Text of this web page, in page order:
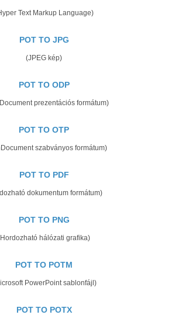
Text Markup Language)
POT TO JPG
(JPEG kép)
POT TO ODP
prezentációs formátum)
POT TO OTP
szabványos formátum)
POT TO PDF
dokumentum formátum)
POT TO PNG
hálózati grafika)
POT TO POTM
PowerPoint sablonfájl)
POT TO POTX